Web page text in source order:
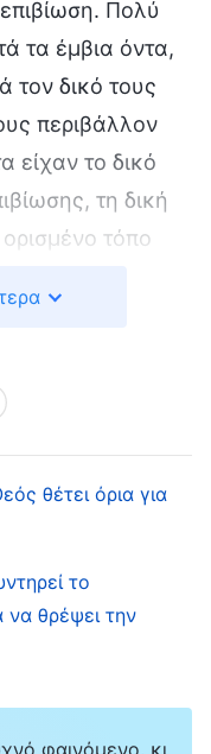
Πολύ
τα έμβια όντα,
τον δικό τους
περιβάλλον
είχαν το δικό
τη δική
τόπο
την επιβίωσή
περιπλανιόνταν
θα
των
ο Θεός όλα τα
γένος το
Τα έμβια
έχουν το
θέτει όρια για
το
να θρέψει την
φαινόμενο, κι